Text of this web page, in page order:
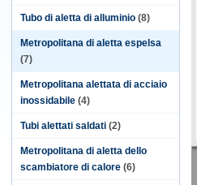
Tubo di aletta di alluminio (8)
Metropolitana di aletta espelsa
(7)
Metropolitana alettata di acciaio
inossidabile (4)
Tubi alettati saldati (2)
Metropolitana di aletta dello
scambiatore di calore (6)